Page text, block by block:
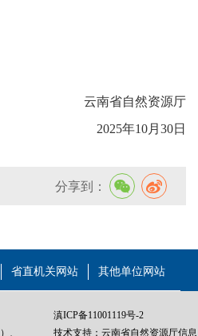
云南省自然资源厅
2025年10月30日
分享到：
省直机关网站 其他单位网站
滇ICP备11001119号-2
、
技术支持：云南省自然资源厅信息